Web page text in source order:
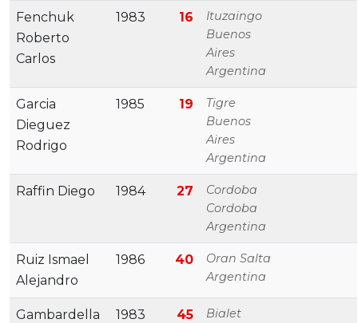
Fenchuk
Roberto
Carlos
1983 16
Ituzaingo
Buenos
Aires
Argentina
Garcia
Dieguez
Rodrigo
1985 19
Tigre
Buenos
Aires
Argentina
Raffin Diego 1984 27
Cordoba
Cordoba
Argentina
Ruiz Ismael
Alejandro
1986 40
Oran Salta
Argentina
Gambardella
1983 45
Bialet